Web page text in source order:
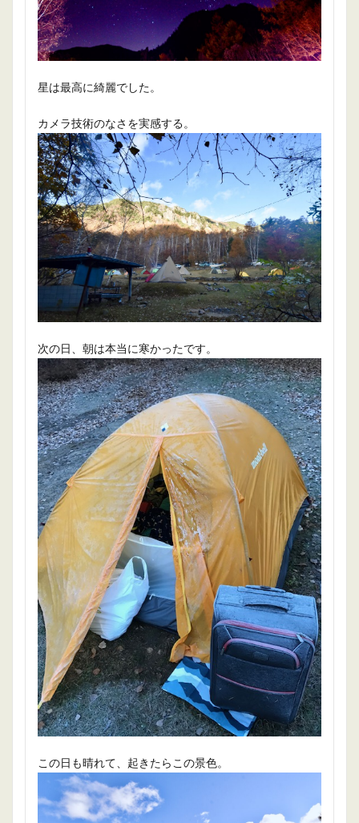
星は最高に綺麗でした。
カメラ技術のなさを実感する。
次の日、朝は本当に寒かったです。
この日も晴れて、起きたらこの景色。